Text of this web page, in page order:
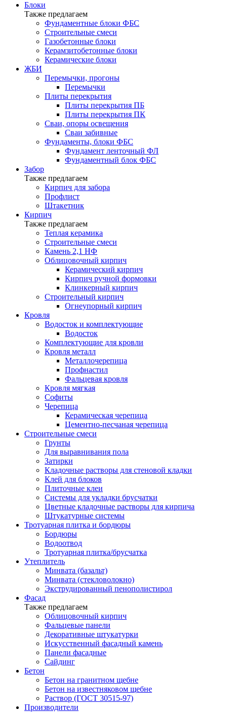
Блоки
Также предлагаем
Фундаментные блоки ФБС
Строительные смеси
Газобетонные блоки
Керамзитобетонные блоки
Керамические блоки
ЖБИ
Перемычки, прогоны
Перемычки
Плиты перекрытия
Плиты перекрытия ПБ
Плиты перекрытия ПК
Сваи, опоры освещения
Сваи забивные
Фундаменты, блоки ФБС
Фундамент ленточный ФЛ
Фундаментный блок ФБС
Забор
Также предлагаем
Кирпич для забора
Профлист
Штакетник
Кирпич
Также предлагаем
Теплая керамика
Строительные смеси
Камень 2,1 НФ
Облицовочный кирпич
Керамический кирпич
Кирпич ручной формовки
Клинкерный кирпич
Строительный кирпич
Огнеупорный кирпич
Кровля
Водосток и комплектующие
Водосток
Комплектующие для кровли
Кровля металл
Металлочерепица
Профнастил
Фальцевая кровля
Кровля мягкая
Софиты
Черепица
Керамическая черепица
Цементно-песчаная черепица
Строительные смеси
Грунты
Для выравнивания пола
Затирки
Кладочные растворы для стеновой кладки
Клей для блоков
Плиточные клеи
Системы для укладки брусчатки
Цветные кладочные растворы для кирпича
Штукатурные системы
Тротуарная плитка и бордюры
Бордюры
Водоотвод
Тротуарная плитка/брусчатка
Утеплитель
Минвата (базальт)
Минвата (стекловолокно)
Экструдированный пенополистирол
Фасад
Также предлагаем
Облицовочный кирпич
Фальцевые панели
Декоративные штукатурки
Искусственный фасадный камень
Панели фасадные
Сайдинг
Бетон
Бетон на гранитном щебне
Бетон на известняковом щебне
Раствор (ГОСТ 30515-97)
Производители